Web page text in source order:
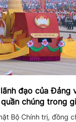
đạo của Đảng
chúng trong
Bộ Chính trị, đồng